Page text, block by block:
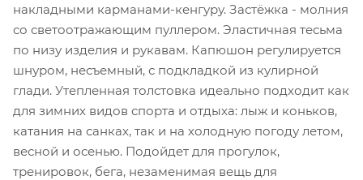
накладными карманами-кенгуру. Застёжка - молния
со светоотражающим пуллером. Эластичная тесьма
по низу изделия и рукавам. Капюшон регулируется
шнуром, несъемный, с подкладкой из кулирной
глади. Утепленная толстовка идеально подходит как
для зимних видов спорта и отдыха: лыж и коньков,
катания на санках, так и на холодную погоду летом,
весной и осенью. Подойдет для прогулок,
тренировок, бега, незаменимая вещь для